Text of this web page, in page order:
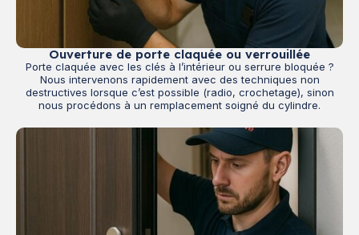
Ouverture de porte claquée ou verrouillée
Porte claquée avec les clés à l’intérieur ou serrure bloquée ?
Nous intervenons rapidement avec des techniques non
destructives lorsque c’est possible (radio, crochetage), sinon
nous procédons à un remplacement soigné du cylindre.